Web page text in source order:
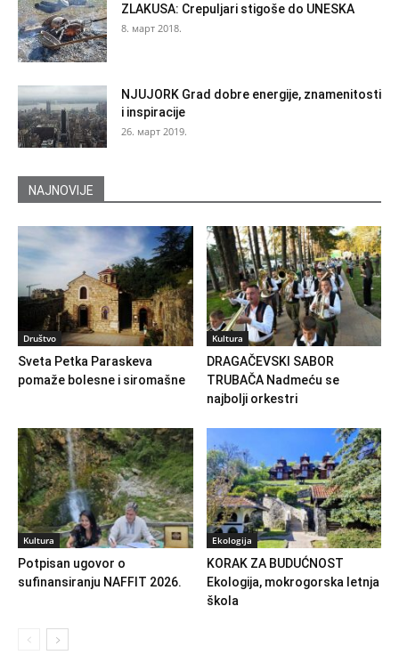
ZLAKUSA: Crepuljari stigoše do UNESKA
8. март 2018.
NJUJORK Grad dobre energije, znamenitosti
i inspiracije
26. март 2019.
NAJNOVIJE
Društvo
Sveta Petka Paraskeva
pomaže bolesne i siromašne
Kultura
DRAGAČEVSKI SABOR
TRUBAČA Nadmeću se
najbolji orkestri
Kultura
Potpisan ugovor o
sufinansiranju NAFFIT 2026.
Ekologija
KORAK ZA BUDUĆNOST
Ekologija, mokrogorska letnja
škola